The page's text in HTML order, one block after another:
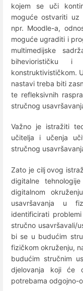
kojem se uči
moguće ostvariti uz
npr. Moodle-a,
moguće ugraditi i
multimedijske
biheviorističku i
konstruktivističkom.
nastavi treba biti
te refleksivnih
stručnog
Važno je istražiti
učitelja i učenja
stručnog
Zato je cilj ovog
digitalne
digitalnom
usavršavanja u
identificirati
stručno usavršavali/
bi se u budućim
fizičkom okruženju,
budućim stručnim
djelovanja koji će
potrebama odgojno-